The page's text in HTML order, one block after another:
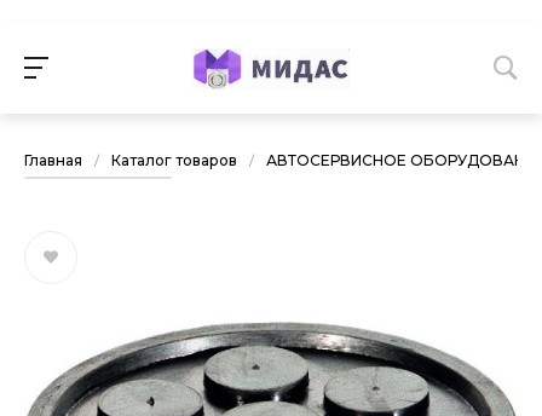
Главная / Каталог товаров / АВТОСЕРВИСНОЕ